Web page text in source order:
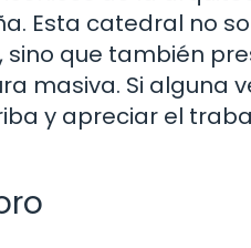
Esta catedral no
que también
masiva. Si alguna
y apreciar el